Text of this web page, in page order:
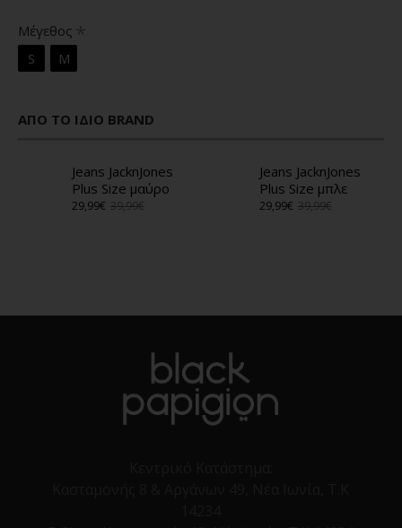
Μέγεθος
S
M
ΑΠΌ ΤΟ ΊΔΙΟ BRAND
Jeans JacknJones
Plus Size μαύρο
29,99€ 39,99€
Jeans JacknJones
Plus Size μπλε
29,99€ 39,99€